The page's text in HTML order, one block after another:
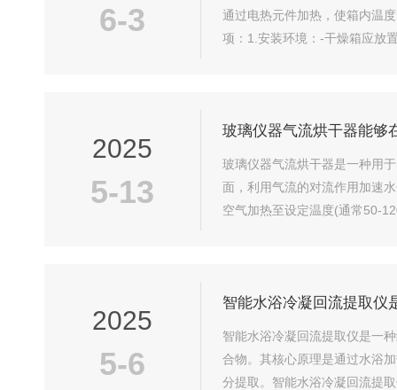
6-3
通过电热元件加热，使箱内温
项：1.安装环境：-干燥箱应放
2025
5-13
玻璃仪器气流烘干器能够
玻璃仪器气流烘干器是一种用
面，利用气流的对流作用加速
空气加热至设定温度(通常50-
2025
5-6
智能水浴冷凝回流提取仪
智能水浴冷凝回流提取仪是一
合物。其核心原理是通过水浴
分提取。智能水浴冷凝回流提